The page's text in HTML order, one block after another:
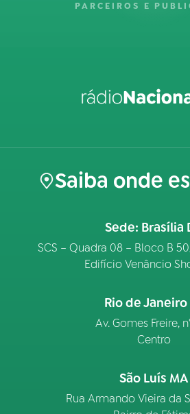
PARCEIROS E
Saiba onde
Sede: Brasília
SCS – Quadra 08 – Bloco B
Edifício Venâncio
Rio de Janeiro
Av. Gomes Freire,
Centro
São Luís MA
Rua Armando Vieira da